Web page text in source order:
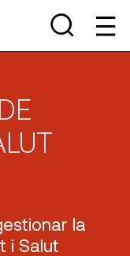
la
i Salut